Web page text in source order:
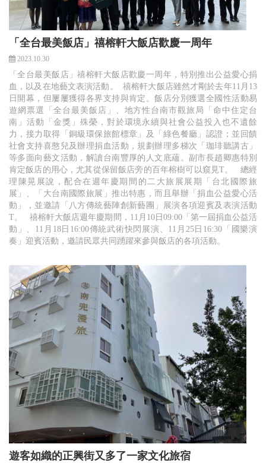
「全台最美飯店」禧榕軒大飯店歡慶一周年
2023.10.30
「全台最美飯店」禧榕軒大飯店歡慶一周年，特別推出公益愛心捐
血，以及在地藝文表演活動。 禧榕軒大飯店雖然才剛於去年11月13
日開幕，但屢屢獲得各界支持與肯定。飯店分別獲選全國性活動易
遊網票選「全台最美飯店」、地方性台南市觀旅局「命中住定台
南」活動「金獎」殊榮，對於環境永續與社會公益投入也不遺餘
力，接力取得「銅級環保旅館標章」及「綠色餐廳」認證；並回饋
社會支持喜憨兒及辦理捐血活動，規劃辦理多梯次「珈琲聽講古」
等多面向藝文活動，解讀台南豐厚的人文底蘊。副市長趙卿惠特別
肯定飯店的用心，尤其從保留飯店旁的百年榕樹可以窺見T。 總經
理陳晃展說，配合在週年慶期間的二大旅展展期「台北國際旅
展」、「大台南國際旅展」推出特惠，而且舉辦「捐血公益愛心活
動」，並邀請「八方傳統藝陣創新藝團」展演各項迎賓及表演活動
T。 禧榕軒大飯店週年慶期間，11月10日09:00「第一屆捐血公益活
動」、11月18日16:00傳統武術快閃展演、11月25日16:30「國樂演
奏」迎賓活動，邀請民眾共同踴躍來參與飯店的各項活動。
遊客如織的正興街又多了一家文化旅宿